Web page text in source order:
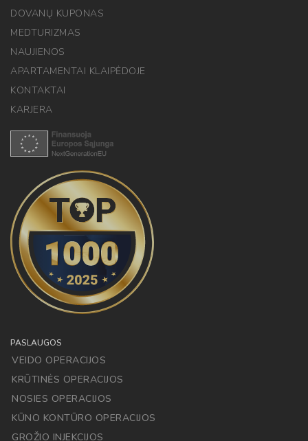
DOVANŲ KUPONAS
MEDTURIZMAS
NAUJIENOS
APARTAMENTAI KLAIPĖDOJE
KONTAKTAI
KARJERA
PASLAUGOS
VEIDO OPERACIJOS
KRŪTINĖS OPERACIJOS
NOSIES OPERACIJOS
KŪNO KONTŪRO OPERACIJOS
GROŽIO INJEKCIJOS